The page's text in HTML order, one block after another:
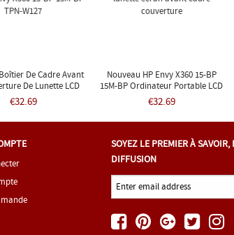
De Cadre Avant
De Lunette LCD
15-BP 15M-BP TPN-
W127
€32.69
Nouveau HP Envy X360 15-BP
15M-BP Ordinateur Portable LCD
Lunette Écran Avant Cadre
Couverture
€32.69
SOYEZ LE PREMIER À
DIFFUSION